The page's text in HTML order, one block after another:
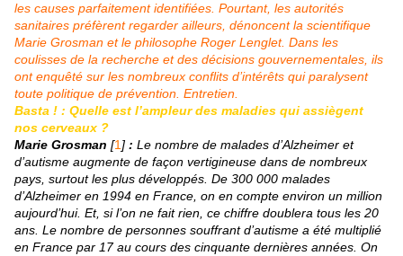
les causes parfaitement identifiées. Pourtant, les autorités
sanitaires préfèrent regarder ailleurs, dénoncent la scientifique
Marie Grosman et le philosophe Roger Lenglet. Dans les
coulisses de la recherche et des décisions gouvernementales, ils
ont enquêté sur les nombreux conflits d’intérêts qui paralysent
toute politique de prévention. Entretien.
Basta ! : Quelle est l’ampleur des maladies qui assiègent
nos cerveaux ?
Marie Grosman [1 ] : Le nombre de malades d’Alzheimer et
d’autisme augmente de façon vertigineuse dans de nombreux
pays, surtout les plus développés. De 300 000 malades
d’Alzheimer en 1994 en France, on en compte environ un million
aujourd’hui. Et, si l’on ne fait rien, ce chiffre doublera tous les 20
ans. Le nombre de personnes souffrant d’autisme a été multiplié
en France par 17 au cours des cinquante dernières années. On